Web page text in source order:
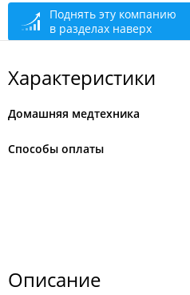
сегодня закрыто
Поднять эту компанию
в разделах наверх
Характеристики
Домашняя медтехника
Способы оплаты
Описание